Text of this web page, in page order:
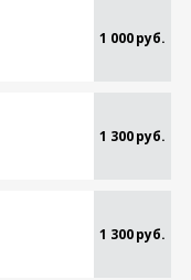
1 000 руб.
1 300 руб.
1 300 руб.